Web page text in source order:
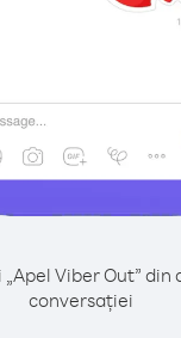
Viber Out” din
conversației